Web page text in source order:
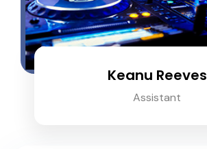
Keanu Reeves
Assistant